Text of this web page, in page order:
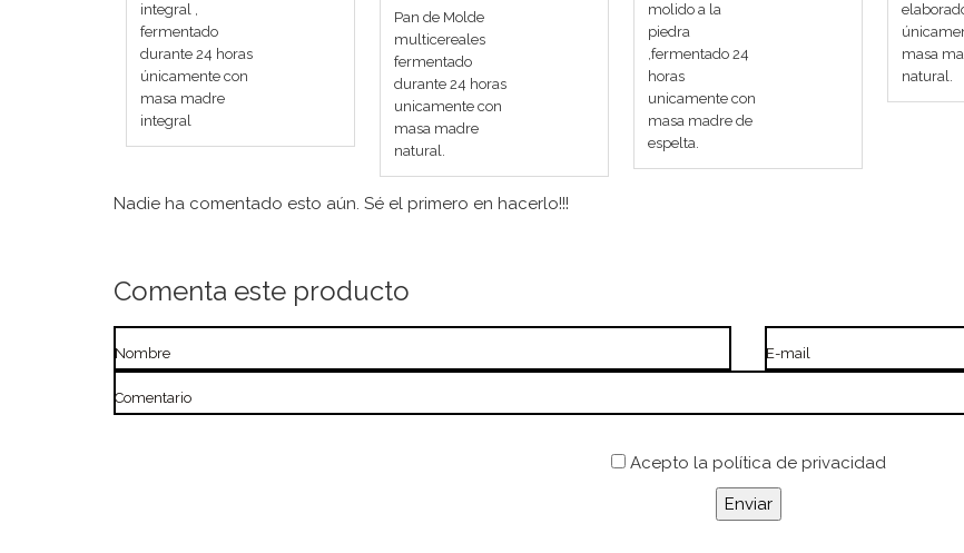
integral ,
fermentado
durante 24 horas
únicamente con
masa madre
integral
Pan de Molde
multicereales
fermentado
durante 24 horas
unicamente con
masa madre
natural.
molido a la
piedra
,fermentado 24
horas
unicamente con
masa madre de
espelta.
masa
natural.
Nadie ha comentado esto aún. Sé el primero en hacerlo!!!
Comenta este producto
Nombre E-mail
Comentario
Acepto la política de privacidad